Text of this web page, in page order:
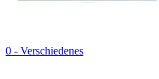
0 - Verschiedenes